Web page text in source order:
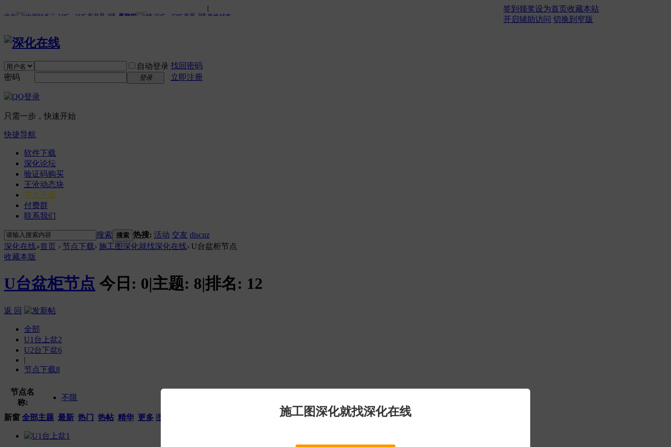
签到领奖设为首页收藏本站
开启辅助访问 切换到窄版
自动登录 找回密码
密码
登录 立即注册
只需一步，快速开始
快捷导航
软件下载
深化论坛
验证码购买
王沧动态块
节点下载
付费群
联系我们
搜索 搜索 热搜: 活动 交友 discuz
深化在线»首页 › 节点下载› 施工图深化就找深化在线› U台盆柜节点
收藏本版
U台盆柜节点 今日: 0|主题: 8|排名: 12
返 回
全部
U1台上盆2
U2台下盆6
|
节点下载8
节点名
称:
不限
新窗 全部主题 最新 热门 热帖 精华 更多 图片模式 施工图深化就找深化在线